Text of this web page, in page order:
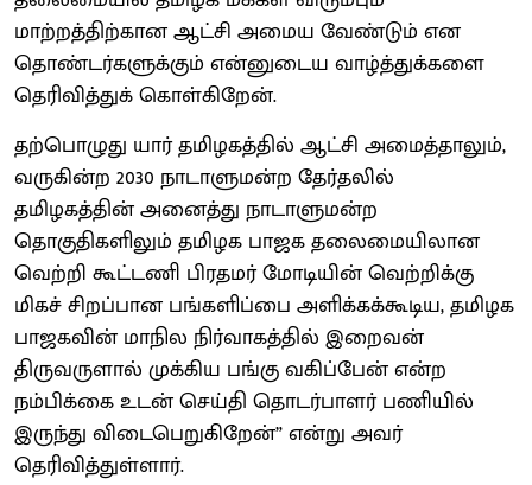
மாற்றத்திற்கான ஆட்சி அமைய வேண்டும் என
தொண்டர்களுக்கும் என்னுடைய வாழ்த்துக்களை
தெரிவித்துக் கொள்கிறேன்.
தற்பொழுது யார் தமிழகத்தில் ஆட்சி அமைத்தாலும்,
வருகின்ற 2030 நாடாளுமன்ற தேர்தலில்
தமிழகத்தின் அனைத்து நாடாளுமன்ற
தொகுதிகளிலும் தமிழக பாஜக தலைமையிலான
வெற்றி கூட்டணி பிரதமர் மோடியின் வெற்றிக்கு
மிகச் சிறப்பான பங்களிப்பை அளிக்கக்கூடிய, தமிழக
பாஜகவின் மாநில நிர்வாகத்தில் இறைவன்
திருவருளால் முக்கிய பங்கு வகிப்பேன் என்ற
நம்பிக்கை உடன் செய்தி தொடர்பாளர் பணியில்
இருந்து விடைபெறுகிறேன்” என்று அவர்
தெரிவித்துள்ளார்.